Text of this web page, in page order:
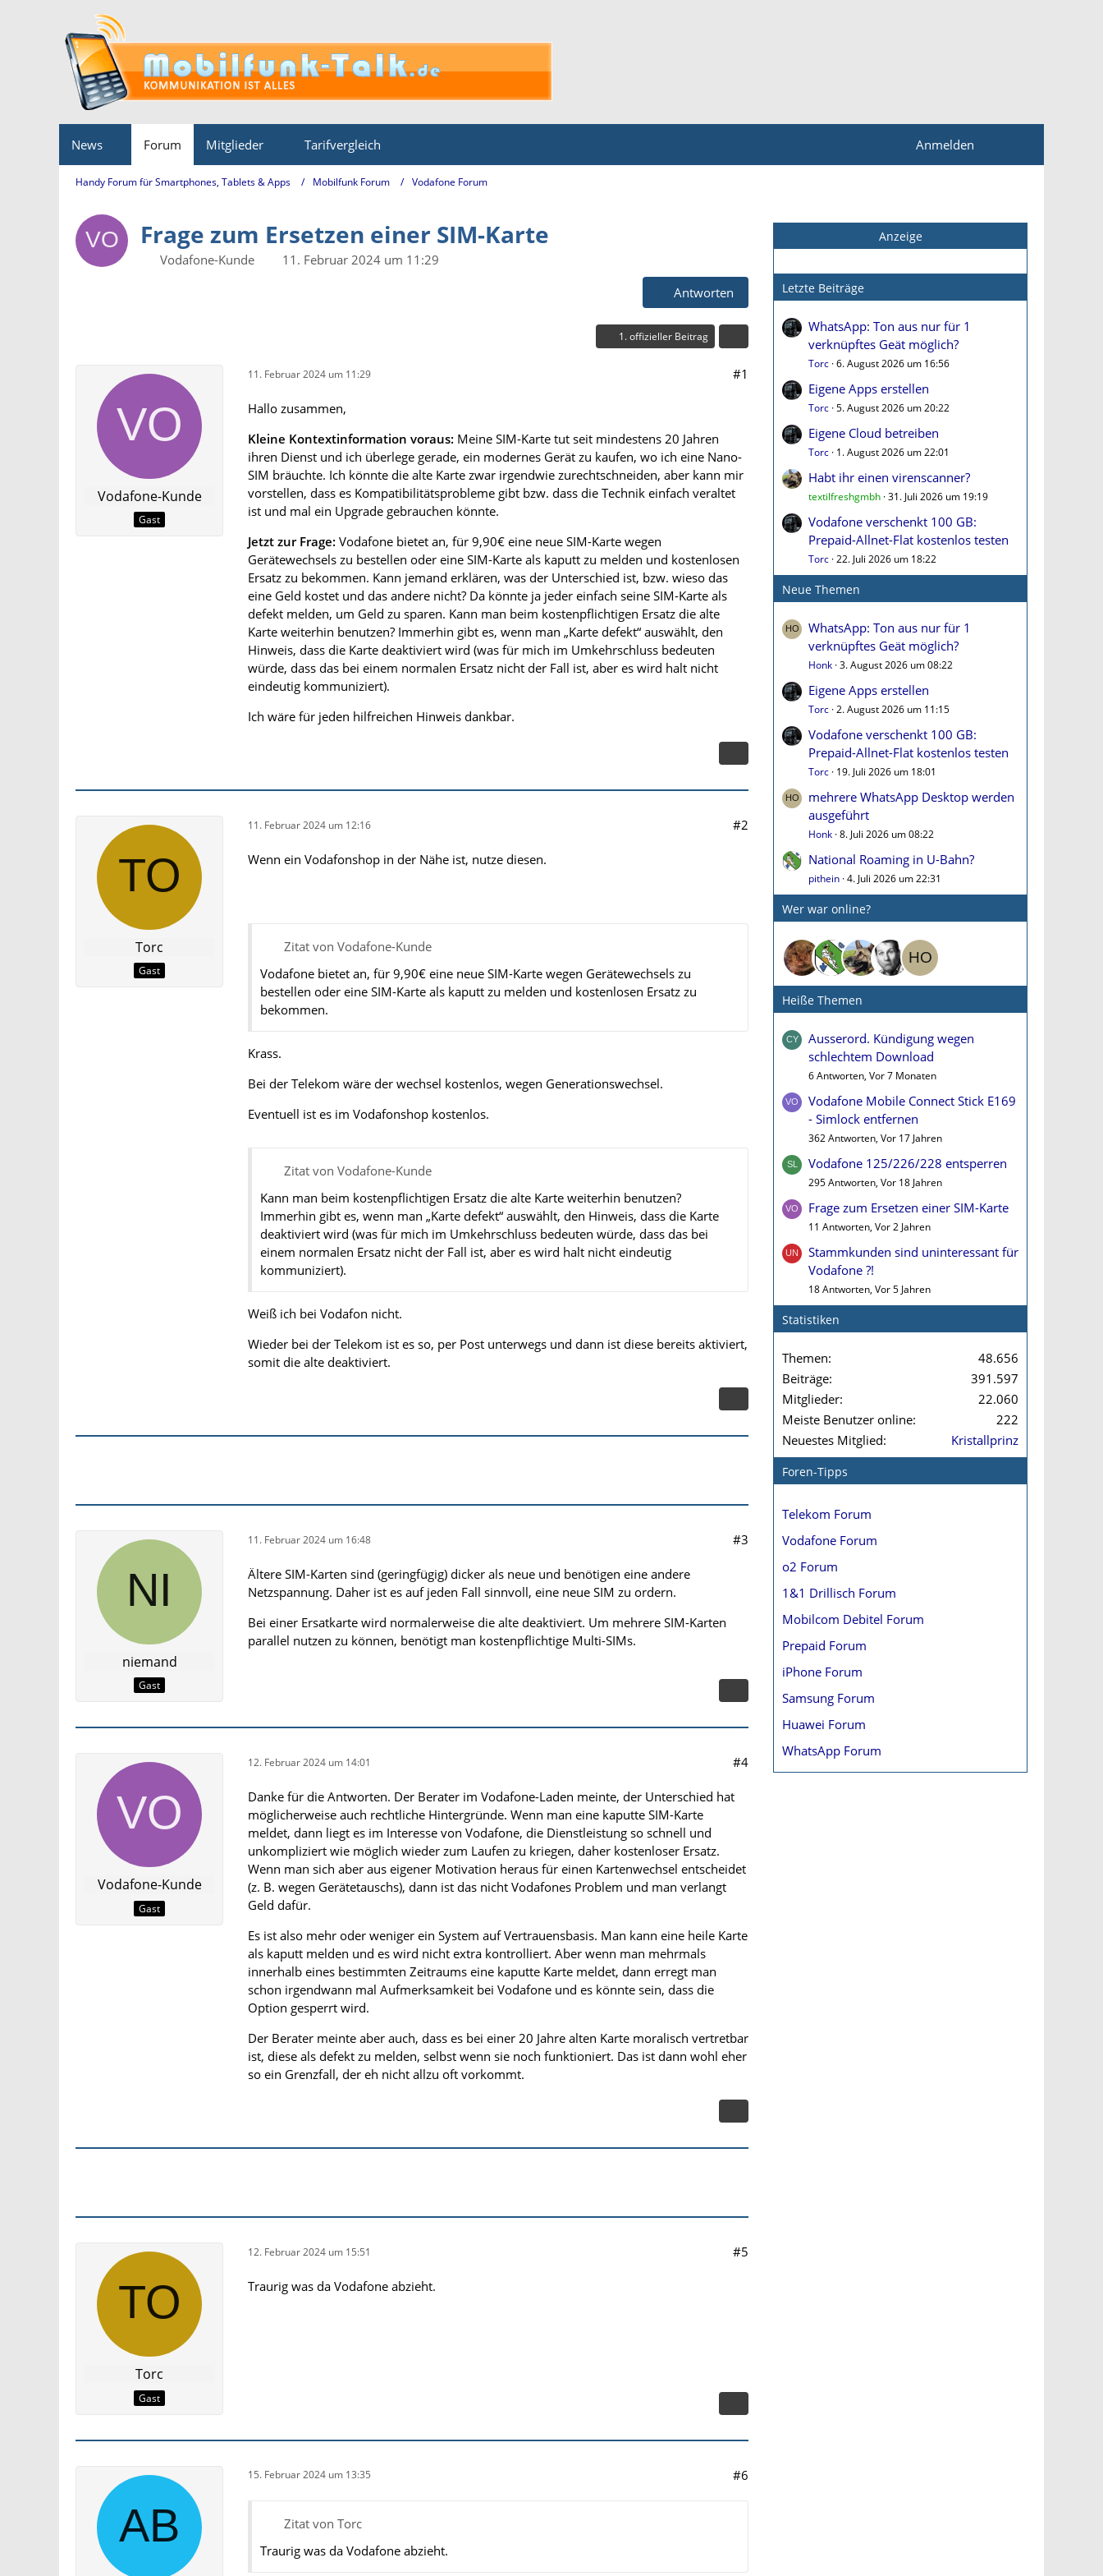
News Forum Mitglieder Tarifvergleich Anmelden
Handy Forum für Smartphones, Tablets & Apps Mobilfunk Forum Vodafone Forum
Frage zum Ersetzen einer SIM-Karte
Vodafone-Kunde
11. Februar 2024 um 11:29
Antworten
1. offizieller Beitrag
Vodafone-Kunde
Gast
11. Februar 2024 um 11:29 #1
Hallo zusammen,
Kleine Kontextinformation voraus: Meine SIM-Karte tut seit mindestens 20 Jahren
ihren Dienst und ich überlege gerade, ein modernes Gerät zu kaufen, wo ich eine Nano-
SIM bräuchte. Ich könnte die alte Karte zwar irgendwie zurechtschneiden, aber kann mir
vorstellen, dass es Kompatibilitätsprobleme gibt bzw. dass die Technik einfach veraltet
ist und mal ein Upgrade gebrauchen könnte.
Jetzt zur Frage: Vodafone bietet an, für 9,90€ eine neue SIM-Karte wegen
Gerätewechsels zu bestellen oder eine SIM-Karte als kaputt zu melden und kostenlosen
Ersatz zu bekommen. Kann jemand erklären, was der Unterschied ist, bzw. wieso das
eine Geld kostet und das andere nicht? Da könnte ja jeder einfach seine SIM-Karte als
defekt melden, um Geld zu sparen. Kann man beim kostenpflichtigen Ersatz die alte
Karte weiterhin benutzen? Immerhin gibt es, wenn man „Karte defekt“ auswählt, den
Hinweis, dass die Karte deaktiviert wird (was für mich im Umkehrschluss bedeuten
würde, dass das bei einem normalen Ersatz nicht der Fall ist, aber es wird halt nicht
eindeutig kommuniziert).
Ich wäre für jeden hilfreichen Hinweis dankbar.
Torc
Gast
11. Februar 2024 um 12:16 #2
Wenn ein Vodafonshop in der Nähe ist, nutze diesen.
Zitat von Vodafone-Kunde
Vodafone bietet an, für 9,90€ eine neue SIM-Karte wegen Gerätewechsels zu
bestellen oder eine SIM-Karte als kaputt zu melden und kostenlosen Ersatz zu
bekommen.
Krass.
Bei der Telekom wäre der wechsel kostenlos, wegen Generationswechsel.
Eventuell ist es im Vodafonshop kostenlos.
Zitat von Vodafone-Kunde
Kann man beim kostenpflichtigen Ersatz die alte Karte weiterhin benutzen?
Immerhin gibt es, wenn man „Karte defekt“ auswählt, den Hinweis, dass die Karte
deaktiviert wird (was für mich im Umkehrschluss bedeuten würde, dass das bei
einem normalen Ersatz nicht der Fall ist, aber es wird halt nicht eindeutig
kommuniziert).
Weiß ich bei Vodafon nicht.
Wieder bei der Telekom ist es so, per Post unterwegs und dann ist diese bereits aktiviert,
somit die alte deaktiviert.
niemand
Gast
11. Februar 2024 um 16:48 #3
Ältere SIM-Karten sind (geringfügig) dicker als neue und benötigen eine andere
Netzspannung. Daher ist es auf jeden Fall sinnvoll, eine neue SIM zu ordern.
Bei einer Ersatkarte wird normalerweise die alte deaktiviert. Um mehrere SIM-Karten
parallel nutzen zu können, benötigt man kostenpflichtige Multi-SIMs.
Vodafone-Kunde
Gast
12. Februar 2024 um 14:01 #4
Danke für die Antworten. Der Berater im Vodafone-Laden meinte, der Unterschied hat
möglicherweise auch rechtliche Hintergründe. Wenn man eine kaputte SIM-Karte
meldet, dann liegt es im Interesse von Vodafone, die Dienstleistung so schnell und
unkompliziert wie möglich wieder zum Laufen zu kriegen, daher kostenloser Ersatz.
Wenn man sich aber aus eigener Motivation heraus für einen Kartenwechsel entscheidet
(z. B. wegen Gerätetauschs), dann ist das nicht Vodafones Problem und man verlangt
Geld dafür.
Es ist also mehr oder weniger ein System auf Vertrauensbasis. Man kann eine heile Karte
als kaputt melden und es wird nicht extra kontrolliert. Aber wenn man mehrmals
innerhalb eines bestimmten Zeitraums eine kaputte Karte meldet, dann erregt man
schon irgendwann mal Aufmerksamkeit bei Vodafone und es könnte sein, dass die
Option gesperrt wird.
Der Berater meinte aber auch, dass es bei einer 20 Jahre alten Karte moralisch vertretbar
ist, diese als defekt zu melden, selbst wenn sie noch funktioniert. Das ist dann wohl eher
so ein Grenzfall, der eh nicht allzu oft vorkommt.
Torc
Gast
12. Februar 2024 um 15:51 #5
Traurig was da Vodafone abzieht.
15. Februar 2024 um 13:35 #6
Zitat von Torc
Traurig was da Vodafone abzieht.
Anzeige
Letzte Beiträge
WhatsApp: Ton aus nur für 1
verknüpftes Geät möglich?
Torc 6. August 2026 um 16:56
Eigene Apps erstellen
Torc 5. August 2026 um 20:22
Eigene Cloud betreiben
Torc 1. August 2026 um 22:01
Habt ihr einen virenscanner?
textilfreshgmbh 31. Juli 2026 um 19:19
Vodafone verschenkt 100 GB:
Prepaid-Allnet-Flat kostenlos testen
Torc 22. Juli 2026 um 18:22
Neue Themen
WhatsApp: Ton aus nur für 1
verknüpftes Geät möglich?
Honk 3. August 2026 um 08:22
Eigene Apps erstellen
Torc 2. August 2026 um 11:15
Vodafone verschenkt 100 GB:
Prepaid-Allnet-Flat kostenlos testen
Torc 19. Juli 2026 um 18:01
mehrere WhatsApp Desktop werden
ausgeführt
Honk 8. Juli 2026 um 08:22
National Roaming in U-Bahn?
pithein 4. Juli 2026 um 22:31
Wer war online?
Heiße Themen
Ausserord. Kündigung wegen
schlechtem Download
6 Antworten, Vor 7 Monaten
Vodafone Mobile Connect Stick E169
- Simlock entfernen
362 Antworten, Vor 17 Jahren
Vodafone 125/226/228 entsperren
295 Antworten, Vor 18 Jahren
Frage zum Ersetzen einer SIM-Karte
11 Antworten, Vor 2 Jahren
Stammkunden sind uninteressant für
Vodafone ?!
18 Antworten, Vor 5 Jahren
Statistiken
Themen
48.656
Beiträge
391.597
Mitglieder
22.060
Meiste Benutzer online
222
Neuestes Mitglied
Kristallprinz
Foren-Tipps
Telekom Forum
Vodafone Forum
o2 Forum
1&1 Drillisch Forum
Mobilcom Debitel Forum
Prepaid Forum
iPhone Forum
Samsung Forum
Huawei Forum
WhatsApp Forum